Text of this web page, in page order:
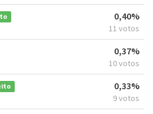
0,40%
11 votos
0,37%
10 votos
0,33%
9 votos